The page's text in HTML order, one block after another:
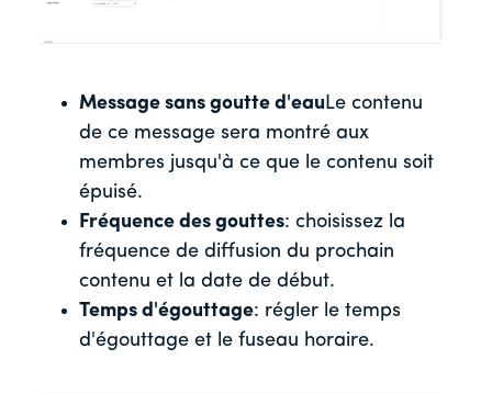
Message sans goutte d'eau Le contenu
de ce message sera montré aux
membres jusqu'à ce que le contenu soit
épuisé.
Fréquence des gouttes: choisissez la
fréquence de diffusion du prochain
contenu et la date de début.
Temps d'égouttage: régler le temps
d'égouttage et le fuseau horaire.